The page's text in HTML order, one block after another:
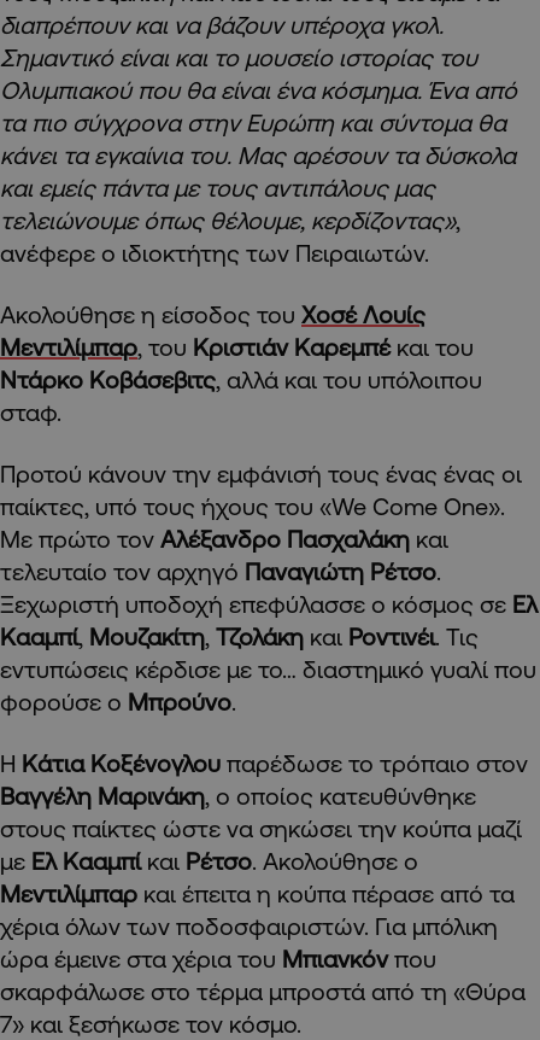
διαπρέπουν και να βάζουν υπέροχα γκολ.
Σημαντικό είναι και το μουσείο ιστορίας του
Ολυμπιακού που θα είναι ένα κόσμημα. Ένα από
τα πιο σύγχρονα στην Ευρώπη και σύντομα θα
κάνει τα εγκαίνια του. Μας αρέσουν τα δύσκολα
και εμείς πάντα με τους αντιπάλους μας
τελειώνουμε όπως θέλουμε, κερδίζοντας»,
ανέφερε ο ιδιοκτήτης των Πειραιωτών.
Ακολούθησε η είσοδος του Χοσέ Λουίς
Μεντιλίμπαρ, του Κριστιάν Καρεμπέκαι του
Ντάρκο Κοβάσεβιτς, αλλά και του υπόλοιπου
σταφ.
Προτού κάνουν την εμφάνισή τους ένας ένας οι
παίκτες, υπό τους ήχους του «We Come One».
Με πρώτο τον Αλέξανδρο Πασχαλάκη και
τελευταίο τον αρχηγό Παναγιώτη Ρέτσο.
Ξεχωριστή υποδοχή επεφύλασσε ο κόσμος σε Ελ
Κααμπί, Μουζακίτη, Τζολάκη και Ροντινέι. Τις
εντυπώσεις κέρδισε με το… διαστημικό γυαλί που
φορούσε ο Μπρούνο.
Η Κάτια Κοξένογλου παρέδωσε το τρόπαιο στον
Βαγγέλη Μαρινάκη, ο οποίος κατευθύνθηκε
στους παίκτες ώστε να σηκώσει την κούπα μαζί
με Ελ Κααμπί και Ρέτσο. Ακολούθησε ο
Μεντιλίμπαρ και έπειτα η κούπα πέρασε από τα
χέρια όλων των ποδοσφαιριστών. Για μπόλικη
ώρα έμεινε στα χέρια του Μπιανκόνπου
σκαρφάλωσε στο τέρμα μπροστά από τη «Θύρα
7» και ξεσήκωσε τον κόσμο.